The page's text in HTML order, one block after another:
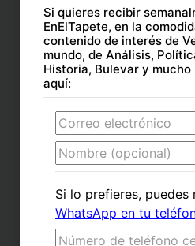
estado integrada por mas
de China fueron 100 los
¿Cuántas medallas pronosticas
Es un pronóstico difícil pero
Yulimar Rojas que ya ha
reconocida campeona, también
oro en la competencia y al
en la modalidad Freestyle, que
medalla. Pero toda la
Si quieres recibir
EnElTapete, en la
contenido de interés de
mundo, de Análisis,
Historia, Bulevar y
aquí:
Si lo prefieres, puedes
WhatsApp en tu